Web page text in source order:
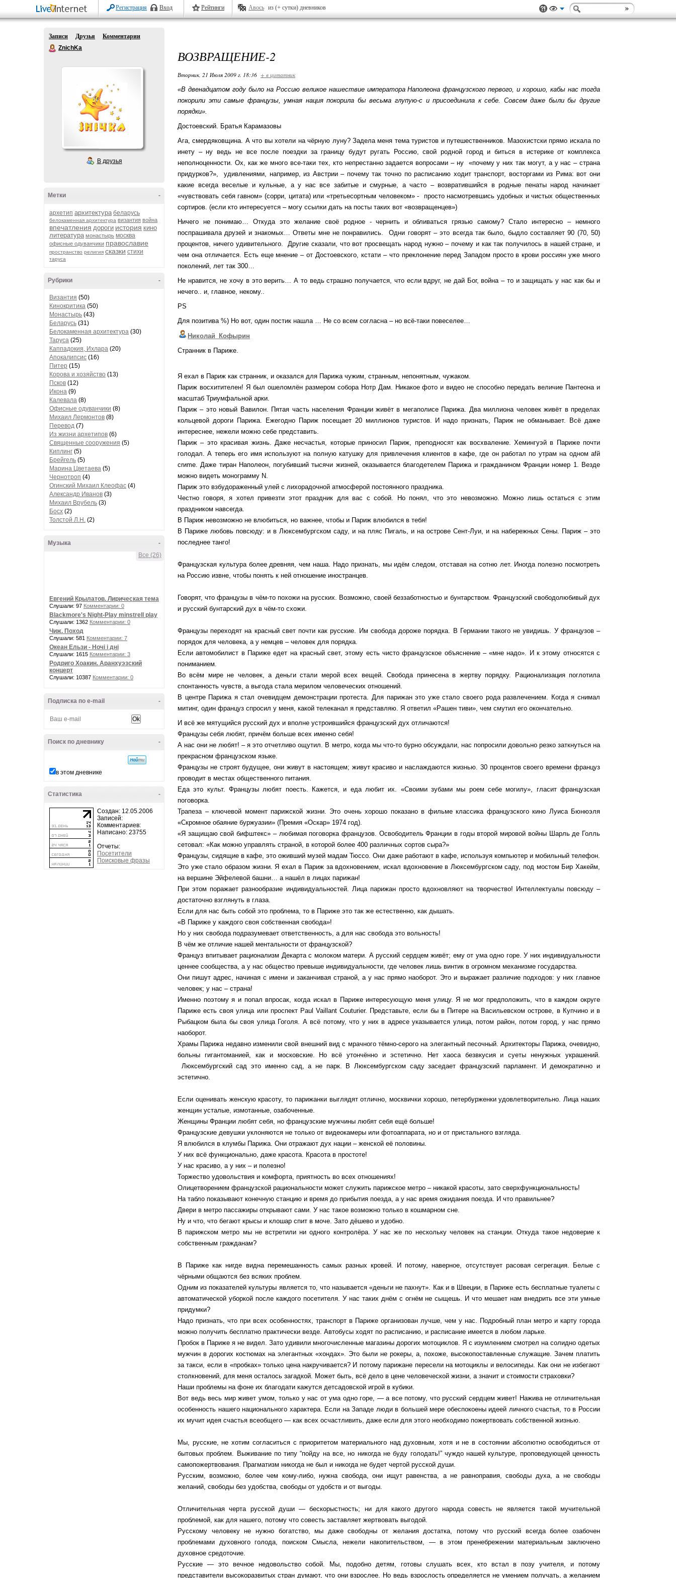
Регистрация Вход Рейтинги Авось из (+ сутки) дневников
Записи Друзья
Комментарии
ZnichKa
В друзья
-
Метки
архетип архитектура беларусь
белокаменная архитектура византия война
впечатления дороги история кино
литература монастырь москва
офисные одуванчики православие
пространство религия сказки стихи
таруса
-
Рубрики
Византия (50)
Кинокритика (50)
Монастырь (43)
Беларусь (31)
Белокаменная архитектура (30)
Таруса (25)
Каппадокия, Ихлара (20)
Апокалипсис (16)
Питер (15)
Корова и хозяйство (13)
Псков (12)
Икона (9)
Калевала (8)
Офисные одуванчики (8)
Михаил Лермонтов (8)
Перевод (7)
Из жизни архетипов (6)
Священные сооружения (5)
Киплинг (5)
Брейгель (5)
Марина Цветаева (5)
Чернотроп (4)
Огинский Михаил Клеофас (4)
Александр Иванов (3)
Михаил Врубель (3)
Босх (2)
Толстой Л.Н. (2)
-
Музыка
Все (26)
Евгений Крылатов. Лирическая тема
Слушали: 97 Комментарии: 0
Blackmore's Night-Play minstrell play
Слушали: 1362 Комментарии: 0
Чиж. Поход
Слушали: 581 Комментарии: 7
Океан Ельзи - Ночі і дні
Слушали: 1615 Комментарии: 3
Родриго Хоакин. Аранхуэзский
концерт
Слушали: 10387 Комментарии: 0
-
Подписка по e-mail
-
Поиск по дневнику
в этом дневнике
-
Статистика
Создан: 12.05.2006
Записей:
Комментариев:
Написано: 23755
Отчеты:
Посетители
Поисковые фразы
ВОЗВРАЩЕНИЕ-2
Вторник, 21 Июля 2009 г. 18:36 + в цитатник
«В двенадцатом году было на Россию великое нашествие императора Наполеона французского первого, и хорошо, кабы нас тогда
покорили эти самые французы, умная нация покорила бы весьма глупую-с и присоединила к себе. Совсем даже были бы другие
порядки».
Достоевский. Братья Карамазовы
Ага, смердяковщина. А что вы хотели на чёрную луну? Задела меня тема туристов и путешественников. Мазохистски прямо искала по
инету – ну ведь не все после поездки за границу будут ругать Россию, свой родной город и биться в истерике от комплекса
неполноценности. Ох, как же много все-таки тех, кто непрестанно задается вопросами – ну «почему у них так могут, а у нас – страна
придурков?», удивлениями, например, из Австрии – почему так точно по расписанию ходит транспорт, восторгами из Рима: вот они
какие всегда веселые и кульные, а у нас все забитые и смурные, а часто – возвратившийся в родные пенаты народ начинает
«чувствовать себя гавном» (сорри, цитата) или «третьесортным человеком» - просто насмотревшись удобных и чистых общественных
сортиров. (если кто интересуется – могу ссылки дать на посты таких вот «возвращенцев»)
Ничего не понимаю… Откуда это желание своё родное - чернить и обливаться грязью самому? Стало интересно – немного
поспрашивала друзей и знакомых… Ответы мне не понравились. Одни говорят – это всегда так было, быдло составляет 90 (70, 50)
процентов, ничего удивительного. Другие сказали, что вот просвещать народ нужно – почему и как так получилось в нашей стране, и
чем она отличается. Есть еще мнение – от Достоевского, кстати – что преклонение перед Западом просто в крови россиян уже много
поколений, лет так 300…
Не нравится, не хочу в это верить… А то ведь страшно получается, что если вдруг, не дай Бог, война – то и защищать у нас как бы и
нечего.. и, главное, некому..
PS
Для позитива %) Но вот, один постик нашла … Не со всем согласна – но всё-таки повеселее…
Николай_Кофырин
Странник в Париже.
Я ехал в Париж как странник, и оказался для Парижа чужим, странным, непонятным, чужаком.
Париж восхитителен! Я был ошеломлён размером собора Нотр Дам. Никакое фото и видео не способно передать величие Пантеона и
масштаб Триумфальной арки.
Париж – это новый Вавилон. Пятая часть населения Франции живёт в мегаполисе Парижа. Два миллиона человек живёт в пределах
кольцевой дороги Парижа. Ежегодно Париж посещает 20 миллионов туристов. И надо признать, Париж не обманывает. Всё даже
интереснее, нежели можно себе представить.
Париж – это красивая жизнь. Даже несчастья, которые приносил Париж, преподносят как восхваление. Хемингуэй в Париже почти
голодал. А теперь его имя используют на полную катушку для привлечения клиентов в кафе, где он работал по утрам на одном afй
crиme. Даже тиран Наполеон, погубивший тысячи жизней, оказывается благодетелем Парижа и гражданином Франции номер 1. Везде
можно видеть монограмму N.
Париж это взбудораженный улей с лихорадочной атмосферой постоянного праздника.
Честно говоря, я хотел привезти этот праздник для вас с собой. Но понял, что это невозможно. Можно лишь остаться с этим
праздником навсегда.
В Париж невозможно не влюбиться, но важнее, чтобы и Париж влюбился в тебя!
В Париже любовь повсюду: и в Люксембургском саду, и на пляс Пигаль, и на острове Сент-Луи, и на набережных Сены. Париж – это
последнее танго!
Французская культура более древняя, чем наша. Надо признать, мы идём следом, отставая на сотню лет. Иногда полезно посмотреть
на Россию извне, чтобы понять к ней отношение иностранцев.
Говорят, что французы в чём-то похожи на русских. Возможно, своей беззаботностью и бунтарством. Французский свободолюбивый дух
и русский бунтарский дух в чём-то схожи.
Французы переходят на красный свет почти как русские. Им свобода дороже порядка. В Германии такого не увидишь. У французов –
порядок для человека, а у немцев – человек для порядка.
Если автомобилист в Париже едет на красный свет, этому есть чисто французское объяснение – «мне надо». И к этому относятся с
пониманием.
Во всём мире не человек, а деньги стали мерой всех вещей. Свобода принесена в жертву порядку. Рационализация поглотила
спонтанность чувств, а выгода стала мерилом человеческих отношений.
В центре Парижа я стал очевидцем демонстрации протеста. Для парижан это уже стало своего рода развлечением. Когда я снимал
митинг, один француз спросил у меня, какой телеканал я представляю. Я ответил «Рашен тиви», чем смутил его окончательно.
И всё же мятущийся русский дух и вполне устроившийся французский дух отличаются!
Французы себя любят, причём больше всех именно себя!
А нас они не любят! – я это отчетливо ощутил. В метро, когда мы что-то бурно обсуждали, нас попросили довольно резко заткнуться на
прекрасном французском языке.
Французы не строят будущее, они живут в настоящем; живут красиво и наслаждаются жизнью. 30 процентов своего времени француз
проводит в местах общественного питания.
Еда это культ. Французы любят поесть. Кажется, и еда любит их. «Своими зубами мы роем себе могилу», гласит французская
поговорка.
Трапеза – ключевой момент парижской жизни. Это очень хорошо показано в фильме классика французского кино Луиса Бюнюэля
«Скромное обаяние буржуазии» (Премия «Оскар» 1974 год).
«Я защищаю свой бифштекс» – любимая поговорка французов. Освободитель Франции в годы второй мировой войны Шарль де Голль
сетовал: «Как можно управлять страной, в которой более 400 различных сортов сыра?»
Французы, сидящие в кафе, это оживший музей мадам Тюссо. Они даже работают в кафе, используя компьютер и мобильный телефон.
Это уже стало образом жизни. Я ехал в Париж за вдохновением, искал вдохновение в Люксембургском саду, под мостом Бир Хакейм,
на вершине Эйфелевой башни… а нашёл в лицах парижан!
При этом поражает разнообразие индивидуальностей. Лица парижан просто вдохновляют на творчество! Интеллектуалы повсюду –
достаточно взглянуть в глаза.
Если для нас быть собой это проблема, то в Париже это так же естественно, как дышать.
«В Париже у каждого своя собственная свобода»!
Но у них свобода подразумевает ответственность, а для нас свобода это вольность!
В чём же отличие нашей ментальности от французской?
Француз впитывает рационализм Декарта с молоком матери. А русский сердцем живёт; ему от ума одно горе. У них индивидуальности
ценнее сообщества, а у нас общество превыше индивидуальности, где человек лишь винтик в огромном механизме государства.
Они пишут адрес, начиная с имени и заканчивая страной, а у нас прямо наоборот. Это и выражает различие подходов: у них главное
человек; у нас – страна!
Именно поэтому я и попал впросак, когда искал в Париже интересующую меня улицу. Я не мог предположить, что в каждом округе
Париже есть своя улица или проспект Paul Vaillant Couturier. Представьте, если бы в Питере на Васильевском острове, в Купчино и в
Рыбацком была бы своя улица Гоголя. А всё потому, что у них в адресе указывается улица, потом район, потом город, у нас прямо
наоборот.
Храмы Парижа недавно изменили свой внешний вид с мрачного тёмно-серого на элегантный песочный. Архитекторы Парижа, очевидно,
больны гигантоманией, как и московские. Но всё утончённо и эстетично. Нет хаоса безвкусия и суеты ненужных украшений.
Люксембургский сад это именно сад, а не парк. В Люксембургском саду заседает французский парламент. И демократично и
эстетично.
Если оценивать женскую красоту, то парижанки выглядят отлично, москвички хорошо, петербурженки удовлетворительно. Лица наших
женщин усталые, измотанные, озабоченные.
Женщины Франции любят себя, но французские мужчины любят себя ещё больше!
Французские девушки уклоняются не только от видеокамеры или фотоаппарата, но и от пристального взгляда.
Я влюбился в клумбы Парижа. Они отражают дух нации – женской её половины.
У них всё функционально, даже красота. Красота в простоте!
У нас красиво, а у них – и полезно!
Торжество удовольствия и комфорта, приятность во всех отношениях!
Олицетворением французской рациональности может служить парижское метро – никакой красоты, зато сверхфункциональность!
На табло показывают конечную станцию и время до прибытия поезда, а у нас время ожидания поезда. И что правильнее?
Двери в метро пассажиры открывают сами. У нас такое возможно только в кошмарном сне.
Ну и что, что бегают крысы и клошар спит в моче. Зато дёшево и удобно.
В парижском метро мы не встретили ни одного контролёра. У нас же по нескольку человек на станции. Откуда такое недоверие к
собственным гражданам?
В Париже как нигде видна перемешанность самых разных кровей. И потому, наверное, отсутствует расовая сегрегация. Белые с
чёрными общаются без всяких проблем.
Одним из показателей культуры является то, что называется «деньги не пахнут». Как и в Швеции, в Париже есть бесплатные туалеты с
автоматической уборкой после каждого посетителя. У нас таких днём с огнём не сыщешь. И что мешает нам внедрить все эти умные
придумки?
Надо признать, что при всех особенностях, транспорт в Париже организован лучше, чем у нас. Подробный план метро и карту города
можно получить бесплатно практически везде. Автобусы ходят по расписанию, и расписание имеется в любом ларьке.
Пробок в Париже я не видел. Зато удивили многочисленные магазины дорогих мотоциклов. Я с изумлением смотрел на солидно одетых
мужчин в дорогих костюмах на элегантных «хондах». Это были не рокеры, а, похоже, высокопоставленные служащие. Зачем платить
за такси, если в «пробках» только цена накручивается? И потому парижане пересели на мотоциклы и велосипеды. Как они не избегают
столкновений, для меня осталось загадкой. Может быть, всё дело в цене человеческой жизни, а значит и стоимости страховки?
Наши проблемы на фоне их благодати кажутся детсадовской игрой в кубики.
Вот ведь весь мир живет умом, только у нас от ума одно горе, — а все потому, что русский сердцем живет! Нажива не отличительная
особенность нашего национального характера. Если на Западе люди в большей мере обеспокоены идеей личного счастья, то в России
их мучит идея счастья всеобщего — как всех осчастливить, даже если для этого необходимо пожертвовать собственной жизнью.
Мы, русские, не хотим согласиться с приоритетом материального над духовным, хотя и не в состоянии абсолютно освободиться от
бытовых проблем. Выживание по типу “пойду на все, но никогда не буду голодать!” чуждо нашей культуре, проповедующей ценность
самопожертвования. Прагматизм никогда не был и никогда не будет чертой русской души.
Русским, возможно, более чем кому-либо, нужна свобода, они ищут равенства, а не равноправия, свободы духа, а не свободы
желаний, свободы без удобства, свободы от удобств и от выгоды.
Отличительная черта русской души — бескорыстность; ни для какого другого народа совесть не является такой мучительной
проблемой, как для нашего, потому что совесть заставляет жертвовать выгодой.
Русскому человеку не нужно богатство, мы даже свободны от желания достатка, потому что русский всегда более озабочен
проблемами духовного голода, поиском Смысла, нежели накопительством, — в этом пренебрежении материальным заключено
духовное средоточие.
Русские — это вечное недовольство собой. Мы, подобно детям, готовы слушать всех, кто встал в позу учителя, и потому
представители высокоразвитых стран думают, что они взрослее. Но ведь взрослость определяется не умением получать, а желанием